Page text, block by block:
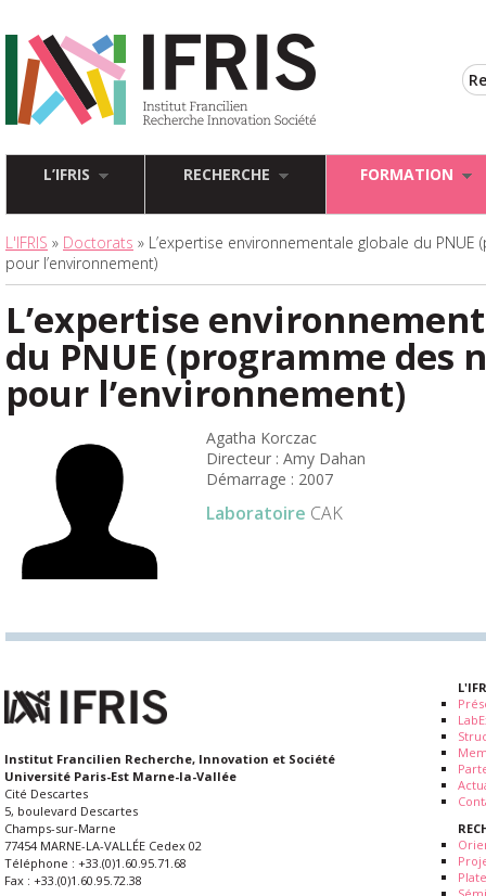
L’IFRIS RECHERCHE FORMATION
L'IFRIS » Doctorats » L’expertise environnementale globale du
pour l’environnement)
L’expertise
du PNUE (programme des
pour l’environnement)
Agatha Korczac
Directeur : Amy Dahan
Démarrage : 2007
Laboratoire CAK
Institut Francilien Recherche, Innovation et Société
Université Paris-Est Marne-la-Vallée
Cité Descartes
5, boulevard Descartes
Champs-sur-Marne
77454 MARNE-LA-VALLÉE Cedex 02
Téléphone : +33.(0)1.60.95.71.68
Fax : +33.(0)1.60.95.72.38